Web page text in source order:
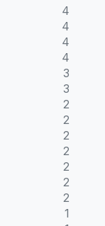
4
4
4
4
3
3
2
2
2
2
2
2
2
1